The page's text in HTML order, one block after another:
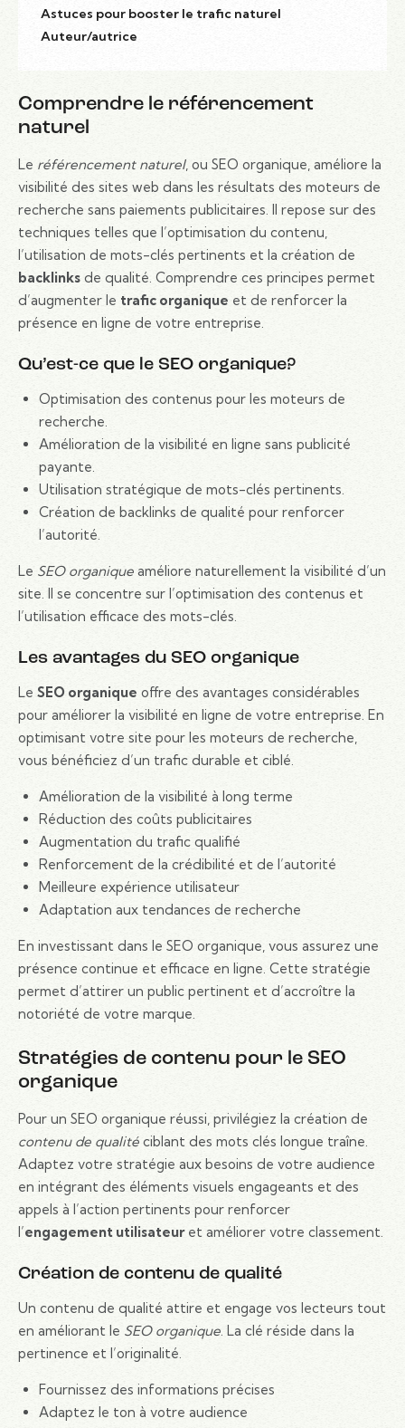
Astuces pour booster le trafic naturel
Auteur/autrice
Comprendre le référencement
naturel
Le référencement naturel, ou SEO organique, améliore la
visibilité des sites web dans les résultats des moteurs de
recherche sans paiements publicitaires. Il repose sur des
techniques telles que l’optimisation du contenu,
l’utilisation de mots-clés pertinents et la création de
backlinks de qualité. Comprendre ces principes permet
d’augmenter le trafic organique et de renforcer la
présence en ligne de votre entreprise.
Qu’est-ce que le SEO organique?
Optimisation des contenus pour les moteurs de
recherche.
Amélioration de la visibilité en ligne sans publicité
payante.
Utilisation stratégique de mots-clés pertinents.
Création de backlinks de qualité pour renforcer
l’autorité.
Le SEO organique améliore naturellement la visibilité d’un
site. Il se concentre sur l’optimisation des contenus et
l’utilisation efficace des mots-clés.
Les avantages du SEO organique
Le SEO organique offre des avantages considérables
pour améliorer la visibilité en ligne de votre entreprise. En
optimisant votre site pour les moteurs de recherche,
vous bénéficiez d’un trafic durable et ciblé.
Amélioration de la visibilité à long terme
Réduction des coûts publicitaires
Augmentation du trafic qualifié
Renforcement de la crédibilité et de l’autorité
Meilleure expérience utilisateur
Adaptation aux tendances de recherche
En investissant dans le SEO organique, vous assurez une
présence continue et efficace en ligne. Cette stratégie
permet d’attirer un public pertinent et d’accroître la
notoriété de votre marque.
Stratégies de contenu pour le SEO
organique
Pour un SEO organique réussi, privilégiez la création de
contenu de qualité ciblant des mots clés longue traîne.
Adaptez votre stratégie aux besoins de votre audience
en intégrant des éléments visuels engageants et des
appels à l’action pertinents pour renforcer
l’engagement utilisateuret améliorer votre classement.
Création de contenu de qualité
Un contenu de qualité attire et engage vos lecteurs tout
en améliorant le SEO organique . La clé réside dans la
pertinence et l’originalité.
Fournissez des informations précises
Adaptez le ton à votre audience